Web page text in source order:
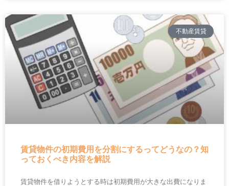
不動産賃貸
賃貸物件の初期費用を分割にするってどうなの？知
っておくべき内容を解説
賃貸物件を借りようとする時は初期費用が大きな出費になりま